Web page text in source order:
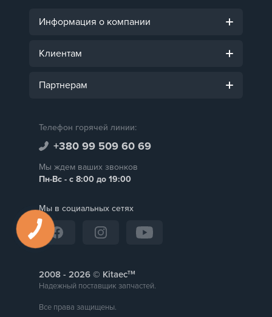
Информация о компании
Клиентам
Партнерам
Телефон горячей линии:
+380 99 509 60 69
Мы ждем ваших звонков
Пн-Вс - с 8:00 до 19:00
Мы в социальных сетях
2008 - © Kitaecтм
Надежный поставщик запчастей.
Все права защищены.